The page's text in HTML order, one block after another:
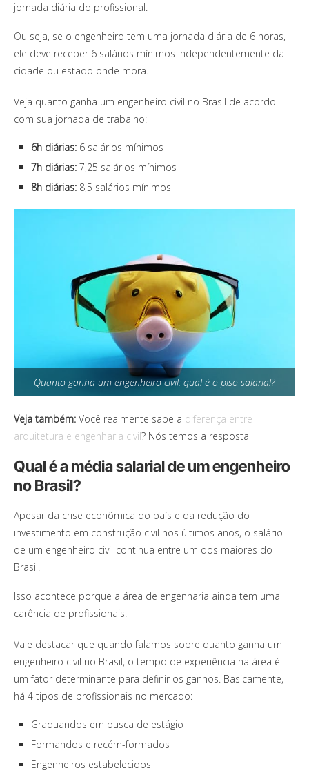
jornada diária do profissional.
Ou seja, se o engenheiro tem uma jornada diária de 6 horas,
ele deve receber 6 salários mínimos independentemente da
cidade ou estado onde mora.
Veja quanto ganha um engenheiro civil no Brasil de acordo
com sua jornada de trabalho:
6h diárias: 6 salários mínimos
7h diárias: 7,25 salários mínimos
8h diárias: 8,5 salários mínimos
Quanto ganha um engenheiro civil: qual é o piso salarial?
Veja também: Você realmente sabe a diferença entre
arquitetura e engenharia civil? Nós temos a resposta
Qual é a média salarial de um engenheiro
no Brasil?
Apesar da crise econômica do país e da redução do
investimento em construção civil nos últimos anos, o salário
de um engenheiro civil continua entre um dos maiores do
Brasil.
Isso acontece porque a área de engenharia ainda tem uma
carência de profissionais.
Vale destacar que quando falamos sobre quanto ganha um
engenheiro civil no Brasil, o tempo de experiência na área é
um fator determinante para definir os ganhos. Basicamente,
há 4 tipos de profissionais no mercado:
Graduandos em busca de estágio
Formandos e recém-formados
Engenheiros estabelecidos